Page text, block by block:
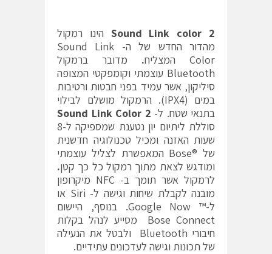
Sound Link color 2 הינו רמקול
מהדור החדש של ה- Sound Link
Color המצליח
. מדובר ברמקול
Bluetooth עוצמתי וקומפקטי המצופה
סיליקון, אשר עמיד בפני חבטות ורטיבות
במים (IPX4). הרמקול מושלם לבילוי
בתנאי שטח. ל- Sound Link Color 2
סוללת ליתיום יון נטענת שמספיקה ל-8
שעות האזנה ומכיל טכנולוגיה חדשנית
של ®Bose המאפשרת לצליל עוצמתי
ומודגש לצאת מתוך רמקול כל כך קטן.
לרמקול אשר תומך ב- NFC מיקרופון
מובנה לקבלת שיחות וגישה ל- Siri או
ל-™ Google Now. בנוסף, היישום
Bose Connect מסייע לנהל בקלות
חיבורי Bluetooth ולבטל את הנעילה
של תכונות וגישה לעדכונים עתידיים.